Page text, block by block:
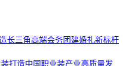
三角高端会务团建婚礼新标杆
打造中国职业装产业高质量发